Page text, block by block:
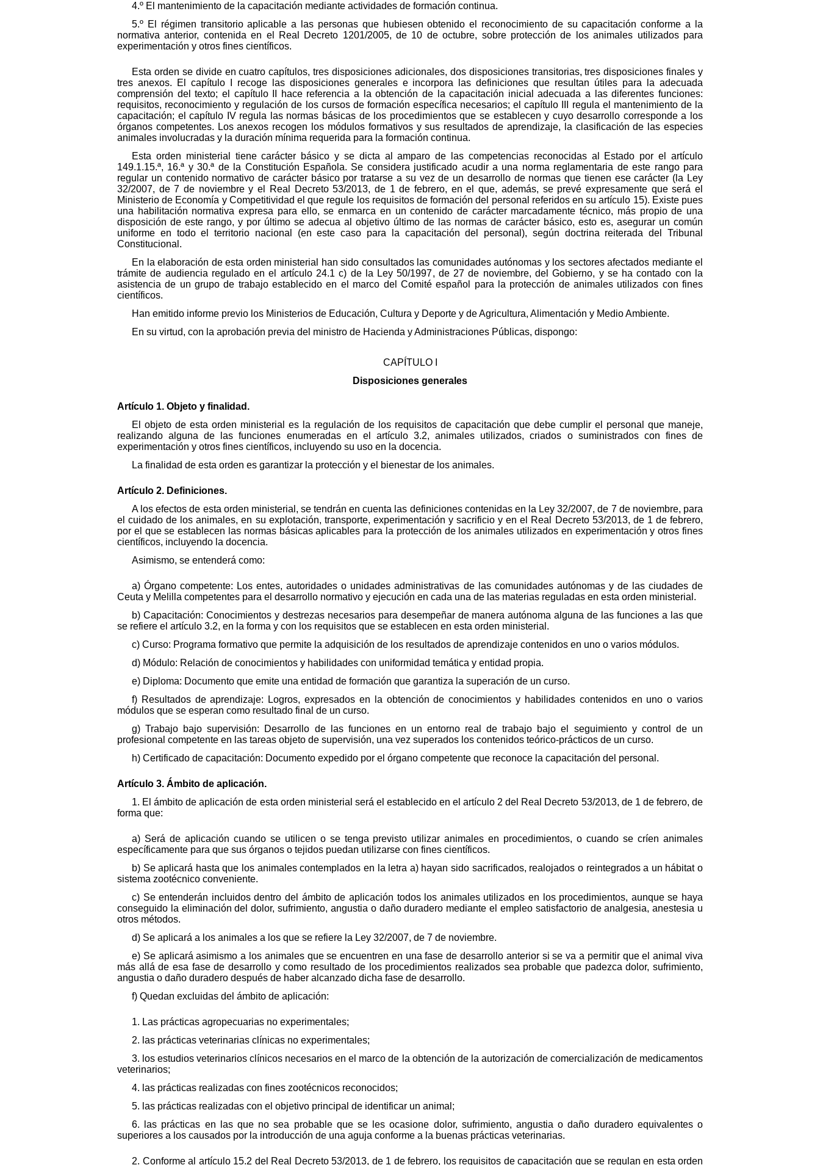
4.º El mantenimiento de la capacitación mediante actividades de formación continua.
5.º El régimen transitorio aplicable a las personas que hubiesen obtenido el reconocimiento de su capacitación conforme a la
normativa anterior, contenida en el Real Decreto 1201/2005, de 10 de octubre, sobre protección de los animales utilizados para
experimentación y otros fines científicos.
Esta orden se divide en cuatro capítulos, tres disposiciones adicionales, dos disposiciones transitorias, tres disposiciones finales y
tres anexos. El capítulo I recoge las disposiciones generales e incorpora las definiciones que resultan útiles para la adecuada
comprensión del texto; el capítulo II hace referencia a la obtención de la capacitación inicial adecuada a las diferentes funciones:
requisitos, reconocimiento y regulación de los cursos de formación específica necesarios; el capítulo III regula el mantenimiento de la
capacitación; el capítulo IV regula las normas básicas de los procedimientos que se establecen y cuyo desarrollo corresponde a los
órganos competentes. Los anexos recogen los módulos formativos y sus resultados de aprendizaje, la clasificación de las especies
animales involucradas y la duración mínima requerida para la formación continua.
Esta orden ministerial tiene carácter básico y se dicta al amparo de las competencias reconocidas al Estado por el artículo
149.1.15.ª, 16.ª y 30.ª de la Constitución Española. Se considera justificado acudir a una norma reglamentaria de este rango para
regular un contenido normativo de carácter básico por tratarse a su vez de un desarrollo de normas que tienen ese carácter (la Ley
32/2007, de 7 de noviembre y el Real Decreto 53/2013, de 1 de febrero, en el que, además, se prevé expresamente que será el
Ministerio de Economía y Competitividad el que regule los requisitos de formación del personal referidos en su artículo 15). Existe pues
una habilitación normativa expresa para ello, se enmarca en un contenido de carácter marcadamente técnico, más propio de una
disposición de este rango, y por último se adecua al objetivo último de las normas de carácter básico, esto es, asegurar un común
uniforme en todo el territorio nacional (en este caso para la capacitación del personal), según doctrina reiterada del Tribunal
Constitucional.
En la elaboración de esta orden ministerial han sido consultados las comunidades autónomas y los sectores afectados mediante el
trámite de audiencia regulado en el artículo 24.1 c) de la Ley 50/1997, de 27 de noviembre, del Gobierno, y se ha contado con la
asistencia de un grupo de trabajo establecido en el marco del Comité español para la protección de animales utilizados con fines
científicos.
Han emitido informe previo los Ministerios de Educación, Cultura y Deporte y de Agricultura, Alimentación y Medio Ambiente.
En su virtud, con la aprobación previa del ministro de Hacienda y Administraciones Públicas, dispongo:
CAPÍTULO I
Disposiciones generales
Artículo 1. Objeto y finalidad.
El objeto de esta orden ministerial es la regulación de los requisitos de capacitación que debe cumplir el personal que maneje,
realizando alguna de las funciones enumeradas en el artículo 3.2, animales utilizados, criados o suministrados con fines de
experimentación y otros fines científicos, incluyendo su uso en la docencia.
La finalidad de esta orden es garantizar la protección y el bienestar de los animales.
Artículo 2. Definiciones.
A los efectos de esta orden ministerial, se tendrán en cuenta las definiciones contenidas en la Ley 32/2007, de 7 de noviembre, para
el cuidado de los animales, en su explotación, transporte, experimentación y sacrificio y en el Real Decreto 53/2013, de 1 de febrero,
por el que se establecen las normas básicas aplicables para la protección de los animales utilizados en experimentación y otros fines
científicos, incluyendo la docencia.
Asimismo, se entenderá como:
a) Órgano competente: Los entes, autoridades o unidades administrativas de las comunidades autónomas y de las ciudades de
Ceuta y Melilla competentes para el desarrollo normativo y ejecución en cada una de las materias reguladas en esta orden ministerial.
b) Capacitación: Conocimientos y destrezas necesarios para desempeñar de manera autónoma alguna de las funciones a las que
se refiere el artículo 3.2, en la forma y con los requisitos que se establecen en esta orden ministerial.
c) Curso: Programa formativo que permite la adquisición de los resultados de aprendizaje contenidos en uno o varios módulos.
d) Módulo: Relación de conocimientos y habilidades con uniformidad temática y entidad propia.
e) Diploma: Documento que emite una entidad de formación que garantiza la superación de un curso.
f) Resultados de aprendizaje: Logros, expresados en la obtención de conocimientos y habilidades contenidos en uno o varios
módulos que se esperan como resultado final de un curso.
g) Trabajo bajo supervisión: Desarrollo de las funciones en un entorno real de trabajo bajo el seguimiento y control de un
profesional competente en las tareas objeto de supervisión, una vez superados los contenidos teórico-prácticos de un curso.
h) Certificado de capacitación: Documento expedido por el órgano competente que reconoce la capacitación del personal.
Artículo 3. Ámbito de aplicación.
1. El ámbito de aplicación de esta orden ministerial será el establecido en el artículo 2 del Real Decreto 53/2013, de 1 de febrero, de
forma que:
a) Será de aplicación cuando se utilicen o se tenga previsto utilizar animales en procedimientos, o cuando se críen animales
específicamente para que sus órganos o tejidos puedan utilizarse con fines científicos.
b) Se aplicará hasta que los animales contemplados en la letra a) hayan sido sacrificados, realojados o reintegrados a un hábitat o
sistema zootécnico conveniente.
c) Se entenderán incluidos dentro del ámbito de aplicación todos los animales utilizados en los procedimientos, aunque se haya
conseguido la eliminación del dolor, sufrimiento, angustia o daño duradero mediante el empleo satisfactorio de analgesia, anestesia u
otros métodos.
d) Se aplicará a los animales a los que se refiere la Ley 32/2007, de 7 de noviembre.
e) Se aplicará asimismo a los animales que se encuentren en una fase de desarrollo anterior si se va a permitir que el animal viva
más allá de esa fase de desarrollo y como resultado de los procedimientos realizados sea probable que padezca dolor, sufrimiento,
angustia o daño duradero después de haber alcanzado dicha fase de desarrollo.
f) Quedan excluidas del ámbito de aplicación:
1. Las prácticas agropecuarias no experimentales;
2. las prácticas veterinarias clínicas no experimentales;
3. los estudios veterinarios clínicos necesarios en el marco de la obtención de la autorización de comercialización de medicamentos
veterinarios;
4. las prácticas realizadas con fines zootécnicos reconocidos;
5. las prácticas realizadas con el objetivo principal de identificar un animal;
6. las prácticas en las que no sea probable que se les ocasione dolor, sufrimiento, angustia o daño duradero equivalentes o
superiores a los causados por la introducción de una aguja conforme a la buenas prácticas veterinarias.
2. Conforme al artículo 15.2 del Real Decreto 53/2013, de 1 de febrero, los requisitos de capacitación que se regulan en esta orden